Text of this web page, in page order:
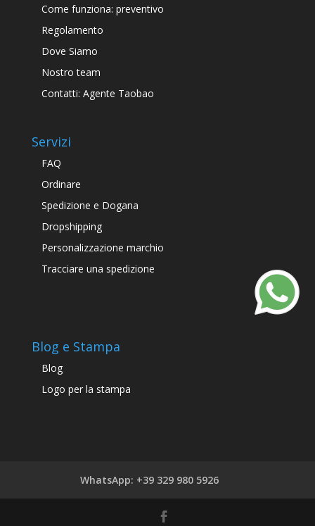
Come funziona: preventivo
Regolamento
Dove Siamo
Nostro team
Contatti: Agente Taobao
Servizi
FAQ
Ordinare
Spedizione e Dogana
Dropshipping
Personalizzazione marchio
Tracciare una spedizione
Blog e Stampa
Blog
Logo per la stampa
WhatsApp: +39 329 980 5926